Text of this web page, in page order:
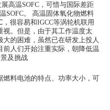
高温SOFC，可惜与国际差距
SOFC。
高温固体氧化物燃料
很容易和IGCC等涡轮机联用
视。但是，由于其工作温度太
的困难，虽然已在研发上投人
前人们开始注重实际，朝降低温
及挑战
料电池的特点、功率大小，可